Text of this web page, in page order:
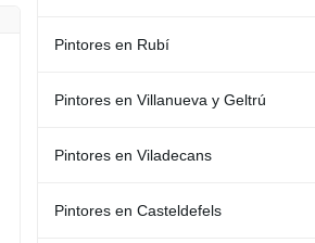
Pintores en Rubí
Pintores en Villanueva y Geltrú
Pintores en Viladecans
Pintores en Casteldefels